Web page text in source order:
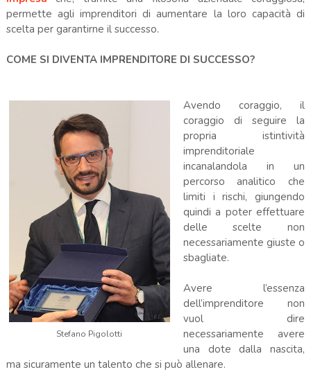
permette agli imprenditori di aumentare la loro capacità di
scelta per garantirne il successo.
COME SI DIVENTA IMPRENDITORE DI SUCCESSO?
Stefano Pigolotti
Avendo coraggio, il
coraggio di seguire la
propria istintività
imprenditoriale
incanalandola in un
percorso analitico che
limiti i rischi, giungendo
quindi a poter effettuare
delle scelte non
necessariamente giuste o
sbagliate.
Avere l’essenza
dell’imprenditore non
vuol dire
necessariamente avere
una dote dalla nascita,
ma sicuramente un talento che si può allenare.